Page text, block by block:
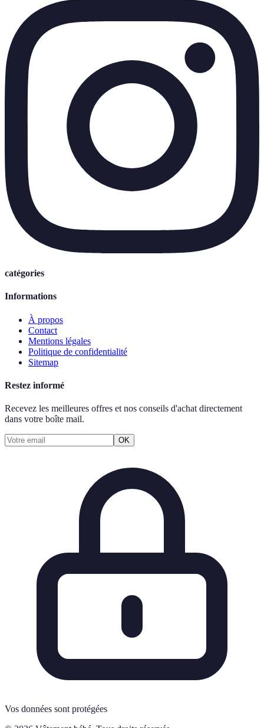
catégories
Informations
À propos
Contact
Mentions légales
Politique de confidentialité
Sitemap
Restez informé
Recevez les meilleures offres et nos conseils d'achat directement
dans votre boîte mail.
OK
Vos données sont protégées